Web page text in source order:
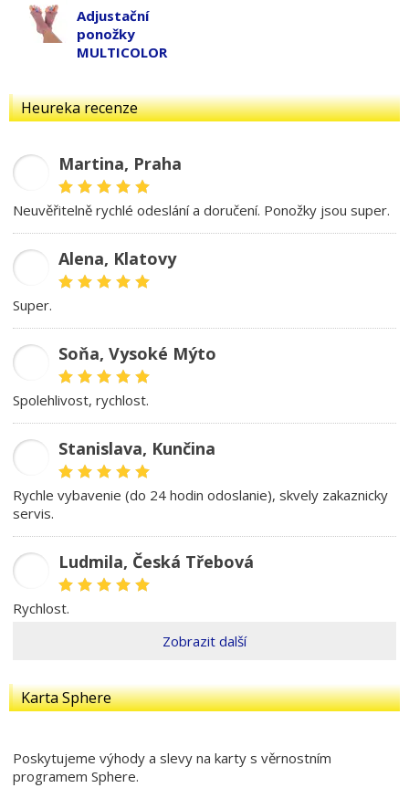
Adjustační
ponožky
MULTICOLOR
Heureka recenze
Martina, Praha
Neuvěřitelně rychlé odeslání a doručení. Ponožky jsou super.
Alena, Klatovy
Super.
Soňa, Vysoké Mýto
spolehlivost, rychlost.
Stanislava, Kunčina
rychle vybavenie (do 24 hodin odoslanie), skvely zakaznicky
servis.
Ludmila, Česká Třebová
rychlost.
Zobrazit další
Karta Sphere
Poskytujeme výhody a slevy na karty s věrnostním
programem Sphere.